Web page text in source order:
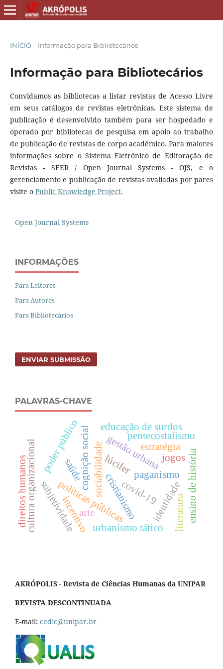
INÍCIO / Informação para Bibliotecários
Informação para Bibliotecários
Convidamos as bibliotecas a listar revistas de Acesso Livre
em seus catálogos de revistas eletrônicas. Este sistema de
publicação é desenvolvido também para ser hospedado e
operado por bibliotecas de pesquisa em apoio ao trabalho
de publicação de revistas de corpo acadêmico. Para maiores
informações sobre o Sistema Eletrônico de Editoração de
Revistas - SEER / Open Journal Systems - OJS, e o
gerenciamento e publicação de revistas avaliadas por pares
visite o Public Knowledge Project.
Open Journal Systems
INFORMAÇÕES
Para Leitores
Para Autores
Para Bibliotecários
ENVIAR SUBMISSÃO
PALAVRAS-CHAVE
covid-19
sociabilidade
políticas públicas
gestão urbana
urbanismo tático
identidade
subjetividade
pentecostalismo
cognição social
cultura organizacional poder público
direitos humanos arte
lúcifer
cristianismopaganismo
educação de surdos
ensino de história
literatura
saúde jogos
incentivo
estratégia
AKRÓPOLIS - Revista de Ciências Humanas da UNIPAR
REVISTA DESCONTINUADA
E-mail: cedic@unipar.br